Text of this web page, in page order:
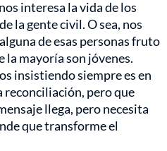
interesa la vida de los
la gente civil. O sea, nos
de esas personas fruto
la mayoría son jóvenes.
insistiendo siempre es en
reconciliación, pero que
llega, pero necesita
que transforme el